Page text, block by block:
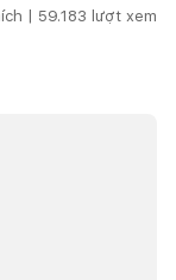
| 59.183 lượt xem